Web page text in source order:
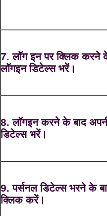
7. लॉग इन पर क्लिक करने
लॉगइन डिटेल्स भरें।
8. लॉगइन करने के बाद
डिटेल्स भरें।
9. पर्सनल डिटेल्स भरने के
क्लिक करें।